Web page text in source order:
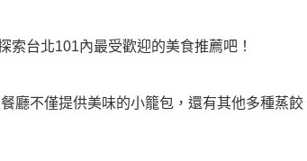
台北101內最受歡迎的美食推薦吧！
廳不僅提供美味的小籠包，還有其他多種蒸